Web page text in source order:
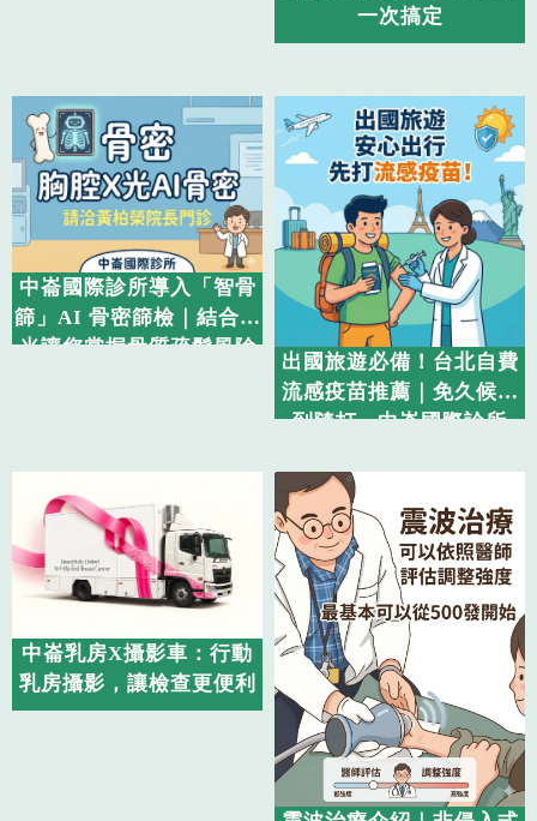
一次搞定
中崙國際診所導入「智骨
篩」AI 骨密篩檢｜結合 X
光讓您掌握骨質疏鬆風險
出國旅遊必備！台北自費
流感疫苗推薦｜免久候隨
到隨打 - 中崙國際診所
中崙乳房X攝影車：行動
乳房攝影，讓檢查更便利